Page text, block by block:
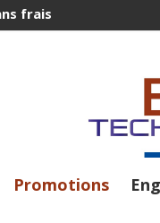
frais
Promotions